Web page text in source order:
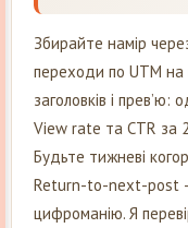
Збирайте намір
переходи по UTM на
заголовків і прев’ю:
View rate та CTR за
Будьте тижневі
Return-to-next-post
цифроманію. Я